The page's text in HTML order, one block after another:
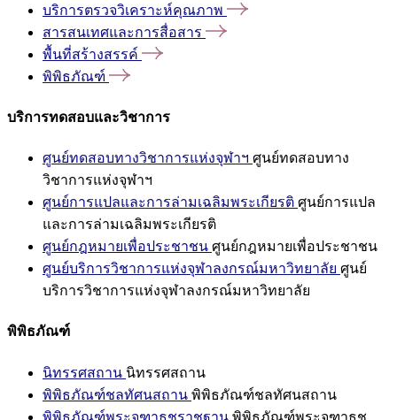
บริการตรวจวิเคราะห์คุณภาพ
สารสนเทศและการสื่อสาร
พื้นที่สร้างสรรค์
พิพิธภัณฑ์
บริการทดสอบและวิชาการ
ศูนย์ทดสอบทางวิชาการแห่งจุฬาฯ ศูนย์ทดสอบทาง
วิชาการแห่งจุฬาฯ
ศูนย์การแปลและการล่ามเฉลิมพระเกียรติ ศูนย์การแปล
และการล่ามเฉลิมพระเกียรติ
ศูนย์กฎหมายเพื่อประชาชน ศูนย์กฎหมายเพื่อประชาชน
ศูนย์บริการวิชาการแห่งจุฬาลงกรณ์มหาวิทยาลัย ศูนย์
บริการวิชาการแห่งจุฬาลงกรณ์มหาวิทยาลัย
พิพิธภัณฑ์
นิทรรศสถาน นิทรรศสถาน
พิพิธภัณฑ์ชลทัศนสถาน พิพิธภัณฑ์ชลทัศนสถาน
พิพิธภัณฑ์พระจุฑาธุชราชฐาน พิพิธภัณฑ์พระจุฑาธุช